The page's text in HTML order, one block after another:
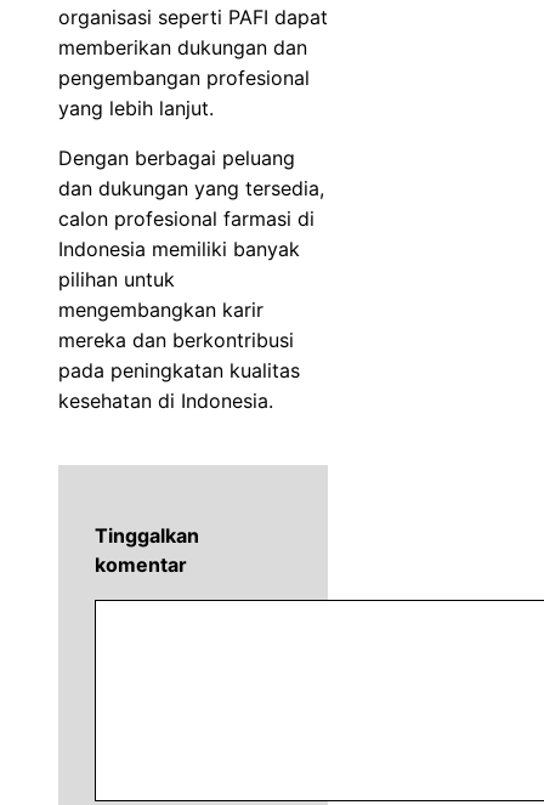
organisasi seperti PAFI dapat
memberikan dukungan dan
pengembangan profesional
yang lebih lanjut.
Dengan berbagai peluang
dan dukungan yang tersedia,
calon profesional farmasi di
Indonesia memiliki banyak
pilihan untuk
mengembangkan karir
mereka dan berkontribusi
pada peningkatan kualitas
kesehatan di Indonesia.
Tinggalkan
komentar